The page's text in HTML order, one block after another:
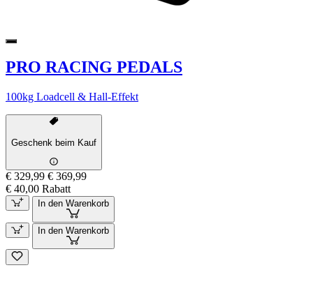
PRO RACING PEDALS
100kg Loadcell & Hall-Effekt
Geschenk beim Kauf
€ 329,99 € 369,99
€ 40,00 Rabatt
In den Warenkorb
In den Warenkorb